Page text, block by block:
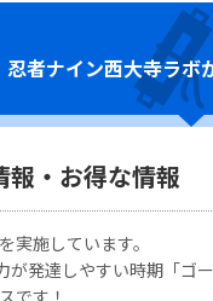
忍者ナイン西大寺ラボ
報・お得な情報
実施しています。
が発達しやすい時期「ゴ
です！